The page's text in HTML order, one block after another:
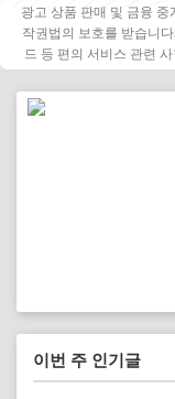
광고 상품 판매 및 금융
작권법의 보호를 받습니
드 등 편의 서비스 관련
이번 주 인기글